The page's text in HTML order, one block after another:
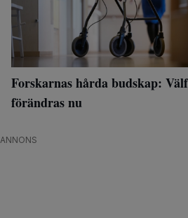
Forskarnas hårda budskap:
förändras nu
ANNONS